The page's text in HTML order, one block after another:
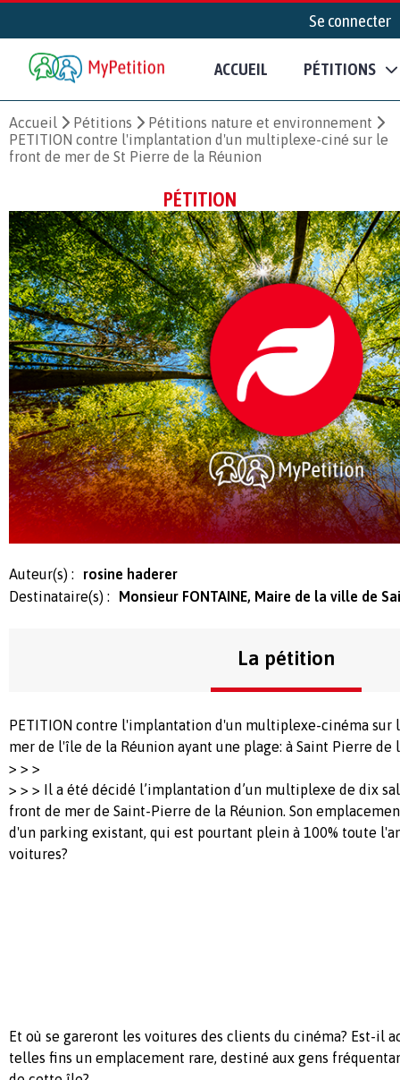
Se connecter
ACCUEIL PÉTITIONS
Accueil Pétitions
Pétitions nature et environnement
PETITION contre l'implantation d'un multiplexe-ciné sur le
front de mer de St Pierre de la Réunion
PÉTITION
Auteur(s) :
rosine haderer
Destinataire(s) :
Monsieur FONTAINE, Maire de la ville de
La pétition
PETITION contre l'implantation d'un multiplexe-cinéma sur
mer de l'île de la Réunion ayant une plage: à Saint Pierre de
> > >
> > > Il a été décidé l’implantation d’un multiplexe de dix
front de mer de Saint-Pierre de la Réunion. Son
d'un parking existant, qui est pourtant plein à 100% toute
voitures?
Et où se gareront les voitures des clients du cinéma? Est-il
telles fins un emplacement rare, destiné aux gens